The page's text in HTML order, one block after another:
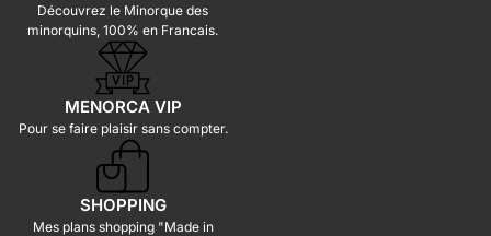
Découvrez le Minorque des
minorquins, 100% en Francais.
MENORCA VIP
Pour se faire plaisir sans compter.
SHOPPING
Mes plans shopping "Made in